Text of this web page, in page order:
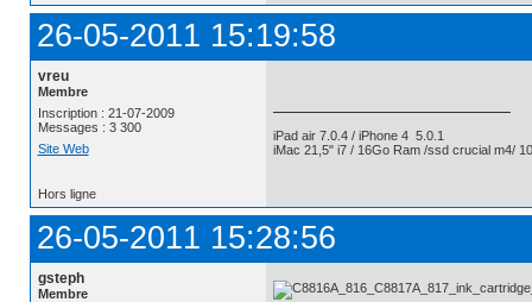
26-05-2011 15:19:58
vreu
Membre
Inscription : 21-07-2009
Messages : 3 300
Site Web
iPad air 7.0.4 / iPhone 4 5.0.1
iMac 21,5" i7 / 16Go Ram /ssd crucial m4/
Hors ligne
26-05-2011 15:28:56
gsteph
Membre